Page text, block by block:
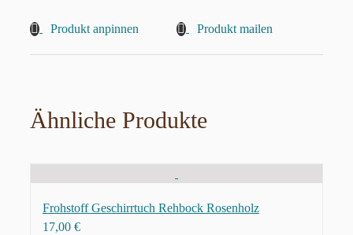
Produkt anpinnen Produkt mailen
Ähnliche Produkte
Frohstoff Geschirrtuch Rehbock Rosenholz
17,00 €